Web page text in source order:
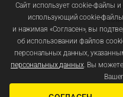
Зарегистрируйтесь
Сайт использует cookie-файлы
использующий cookie-
и нажимая «Согласен», вы
об использовании файлов
персональных данных,
персональных данных. Вы